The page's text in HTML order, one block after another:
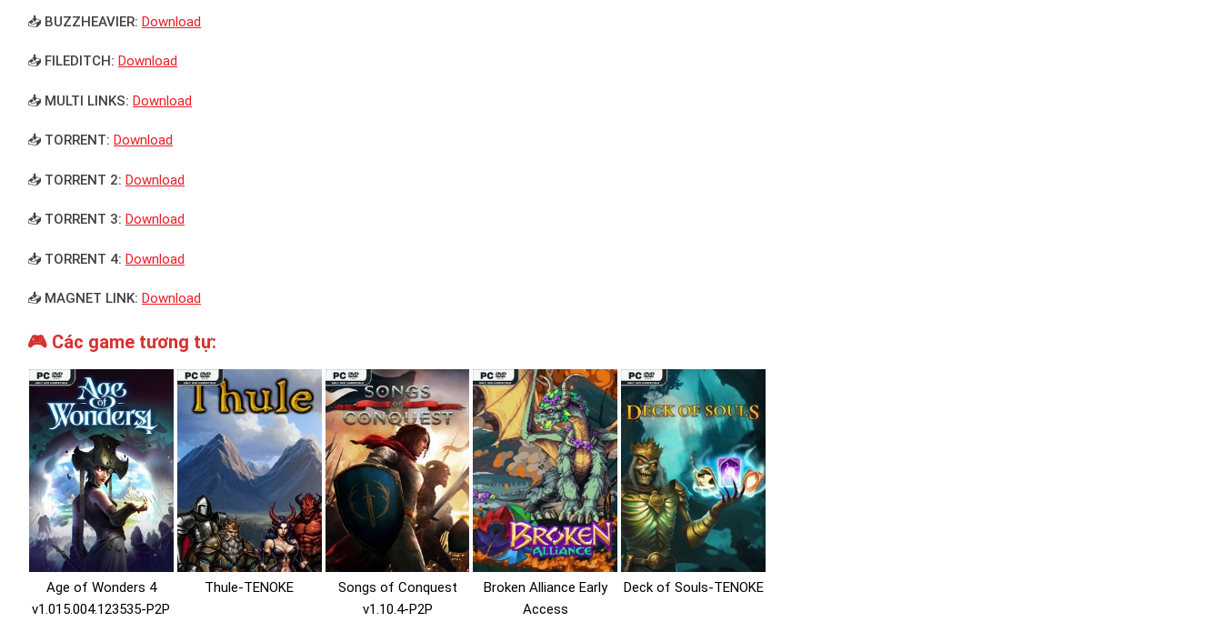
📥 BUZZHEAVIER: Download
📥 FILEDITCH: Download
📥 MULTI LINKS: Download
📥 TORRENT: Download
📥 TORRENT 2: Download
📥 TORRENT 3: Download
📥 TORRENT 4: Download
📥 MAGNET LINK: Download
🎮 Các game tương tự:
Age of Wonders 4
v1.015.004.123535-P2P
Thule-TENOKE
Songs of Conquest
v1.10.4-P2P
Broken Alliance Early
Access
Deck of Souls-TENOKE